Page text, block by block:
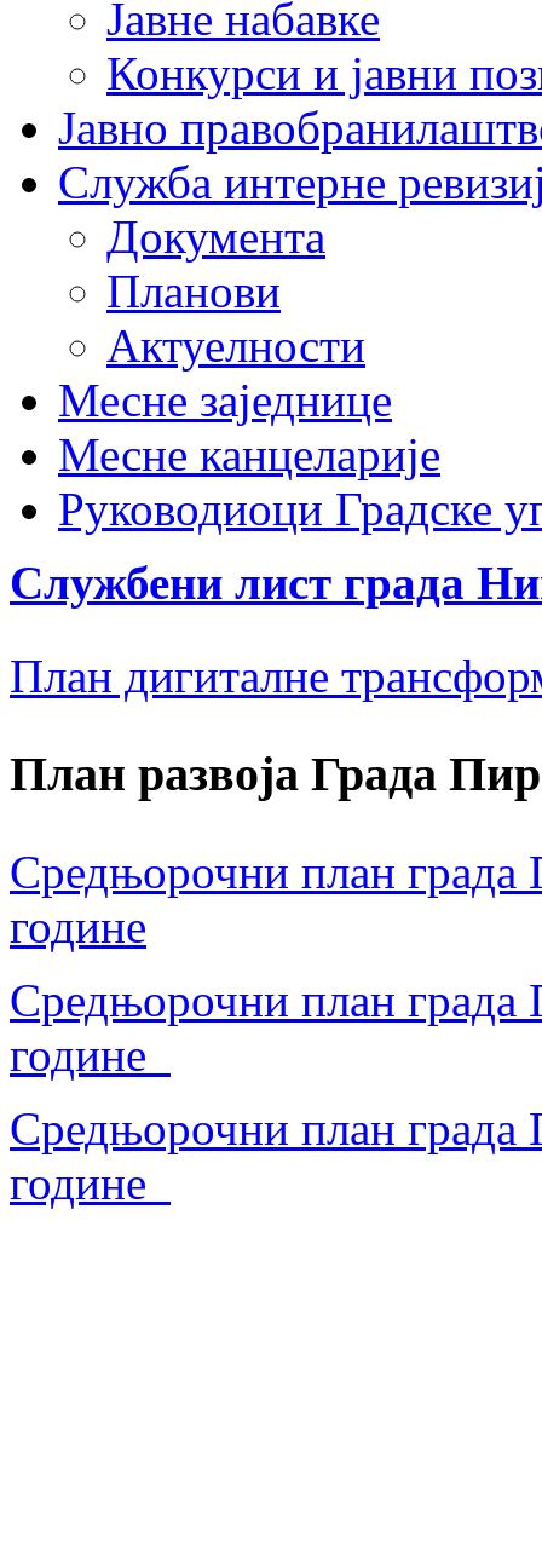
Јавне набавке
Конкурси и јавни
Јавно
Служба интерне
Документа
Планови
Актуелности
Месне заједнице
Месне канцеларије
Руководиоци Градске
Службени лист града
План дигиталне
План развоја Града
Средњорочни план града
године
Средњорочни план града
године
Средњорочни план града
године